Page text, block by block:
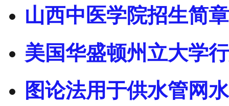
山西中医学院招生简章
美国华盛顿州立大学
图论法用于供水管网